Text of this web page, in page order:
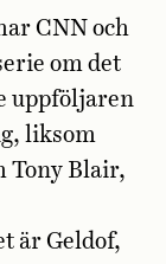
CNN och
om det
uppföljaren
liksom
Tony Blair,
är Geldof,